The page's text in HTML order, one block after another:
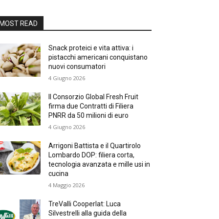
READ
Snack proteici e vita attiva: i
pistacchi americani conquistano
nuovi consumatori
4 Giugno 2026
Il Consorzio Global Fresh Fruit
firma due Contratti di Filiera
PNRR da 50 milioni di euro
4 Giugno 2026
Arrigoni Battista e il Quartirolo
Lombardo DOP: filiera corta,
tecnologia avanzata e mille usi in
cucina
4 Maggio 2026
TreValli Cooperlat: Luca
Silvestrelli alla guida della